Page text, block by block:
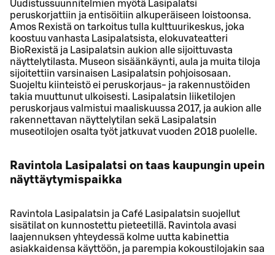
Uudistussuunnitelmien myötä Lasipalatsi
peruskorjattiin ja entisöitiin alkuperäiseen loistoonsa.
Amos Rexistä on tarkoitus tulla kulttuurikeskus, joka
koostuu vanhasta Lasipalatsista, elokuvateatteri
BioRexistä ja Lasipalatsin aukion alle sijoittuvasta
näyttelytilasta. Museon sisäänkäynti, aula ja muita tiloja
sijoitettiin varsinaisen Lasipalatsin pohjoisosaan.
Suojeltu kiinteistö ei peruskorjaus- ja rakennustöiden
takia muuttunut ulkoisesti. Lasipalatsin liiketilojen
peruskorjaus valmistui maaliskuussa 2017, ja aukion alle
rakennettavan näyttelytilan sekä Lasipalatsin
museotilojen osalta työt jatkuvat vuoden 2018 puolelle.
Ravintola Lasipalatsi on taas kaupungin upein
näyttäytymispaikka
Ravintola Lasipalatsin ja Café Lasipalatsin suojellut
sisätilat on kunnostettu pieteetillä. Ravintola avasi
laajennuksen yhteydessä kolme uutta kabinettia
asiakkaidensa käyttöön, ja parempia kokoustilojakin saa